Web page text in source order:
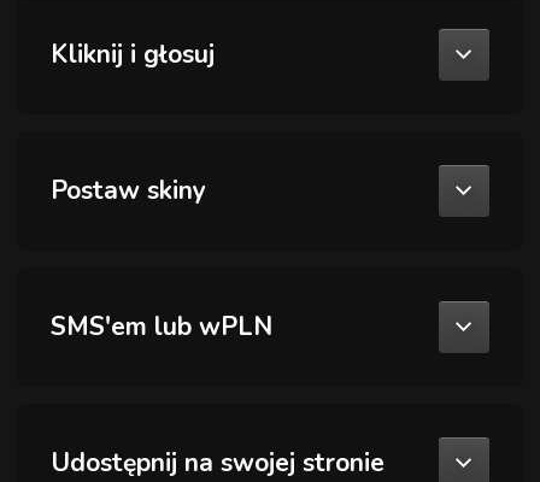
Kliknij i głosuj
Postaw skiny
SMS'em lub wPLN
Udostępnij na swojej stronie